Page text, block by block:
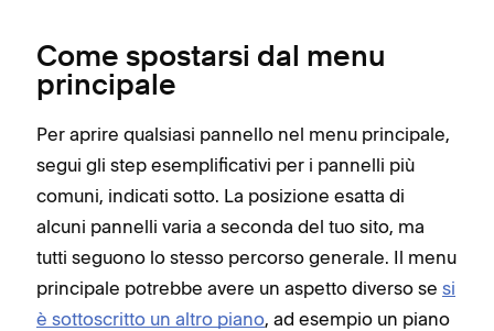
Come spostarsi dal menu
principale
Per aprire qualsiasi pannello nel menu principale,
segui gli step esemplificativi per i pannelli più
comuni, indicati sotto. La posizione esatta di
alcuni pannelli varia a seconda del tuo sito, ma
tutti seguono lo stesso percorso generale. Il menu
principale potrebbe avere un aspetto diverso se si
è sottoscritto un altro piano, ad esempio un piano